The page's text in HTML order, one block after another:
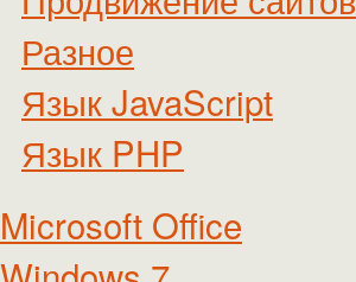
Разное
Язык JavaScript
Язык PHP
Microsoft Office